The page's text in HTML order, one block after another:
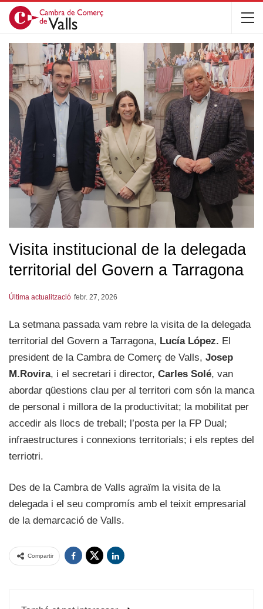
Visita institucional de la delegada
territorial del Govern a Tarragona
Última actualització febr. 27, 2026
La setmana passada vam rebre la visita de la delegada
territorial del Govern a Tarragona, Lucía López. El
president de la Cambra de Comerç de Valls, Josep
M.Rovira, i el secretari i director, Carles Solé, van
abordar qüestions clau per al territori com són la manca
de personal i millora de la productivitat; la mobilitat per
accedir als llocs de treball; l’posta per la FP Dual;
infraestructures i connexions territorials; i els reptes del
terriotri.
Des de la Cambra de Valls agraïm la visita de la
delegada i el seu compromís amb el teixit empresarial
de la demarcació de Valls.
Compartir